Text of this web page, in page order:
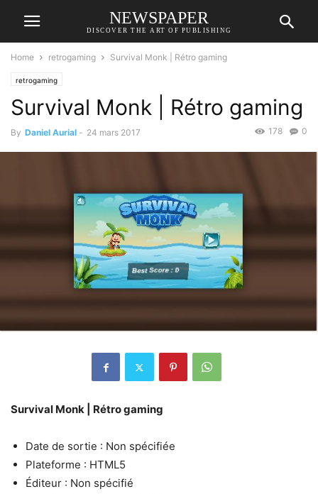
NEWSPAPER
DISCOVER THE ART OF PUBLISHING
Home retrogaming Survival Monk | Rétro gaming
retrogaming
Survival Monk | Rétro gaming
By Daniel Aurial - 24 mars 2017 0
178
Survival Monk | Rétro gaming
Date de sortie : Non spécifiée
Plateforme : HTML5
Éditeur : Non spécifié